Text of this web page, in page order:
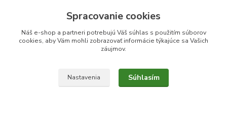
Blog
Spracovanie cookies
Náš e-shop a partneri potrebujú Váš súhlas s použitím súborov
cookies, aby Vám mohli zobrazovať informácie týkajúce sa Vašich
záujmov.
Nastavenia Súhlasím